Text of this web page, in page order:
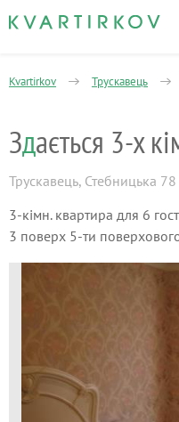
Kvartirkov Трускавець
Зд
Трускавець, Стебницька 78
3-кімн. квартира для 6
3 поверх 5-ти